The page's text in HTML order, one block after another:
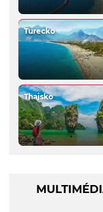
Turecko
Thajsko